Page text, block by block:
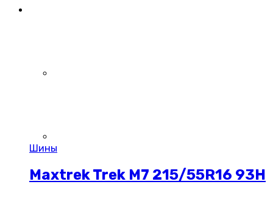
Шины
Maxtrek Trek M7 215/55R16 93H